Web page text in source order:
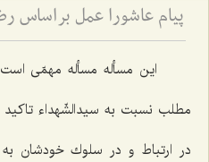
این مسأله مسأله مهمّی
مطلب نسبت به سیدالشّهداء
در ارتباط و در سلوك خودشان به